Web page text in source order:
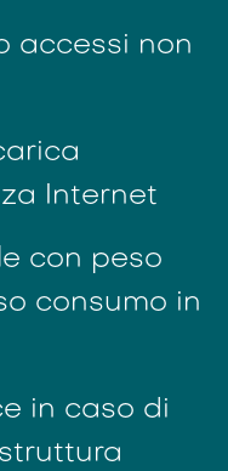
accessi non
Internet
con peso
consumo in
in caso di